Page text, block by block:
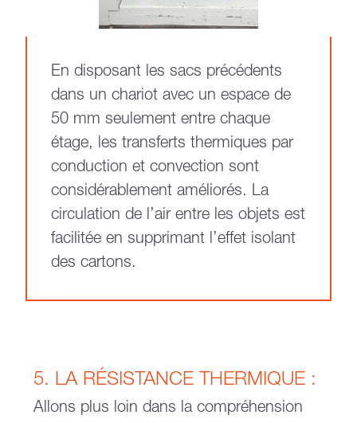
En disposant les sacs précédents
dans un chariot avec un espace de
50 mm seulement entre chaque
étage, les transferts thermiques par
conduction et convection sont
considérablement améliorés. La
circulation de l’air entre les objets est
facilitée en supprimant l’effet isolant
des cartons.
5. LA RÉSISTANCE THERMIQUE :
Allons plus loin dans la compréhension